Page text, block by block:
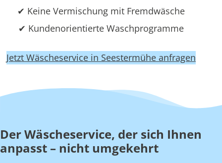
✔ Keine Vermischung mit Fremdwäsche
✔ Kundenorientierte Waschprogramme
Jetzt Wäscheservice in Seestermühe anfragen
Der Wäscheservice, der sich Ihnen
anpasst – nicht umgekehrt